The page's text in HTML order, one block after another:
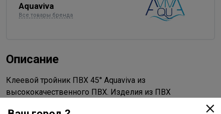
Aquaviva
Все товары бренда
Описание
Клеевой тройник ПВХ 45° Aquaviva из
высококачественного ПВХ. Изделия из ПВХ